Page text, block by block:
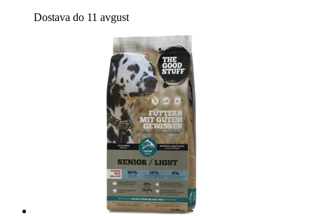
Dostava do 11 avgust